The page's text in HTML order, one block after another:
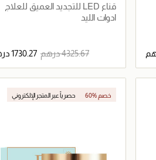
قناع LED للتجديد العميق للعلاج
الضوئي المكثف
ادوات الليد
⁦4325.67⁩ درهم ⁦1730.27⁩ درهم
جاري تحميل التفاصيل
60% خصم حصرياً عبر المتجر الإلكتروني